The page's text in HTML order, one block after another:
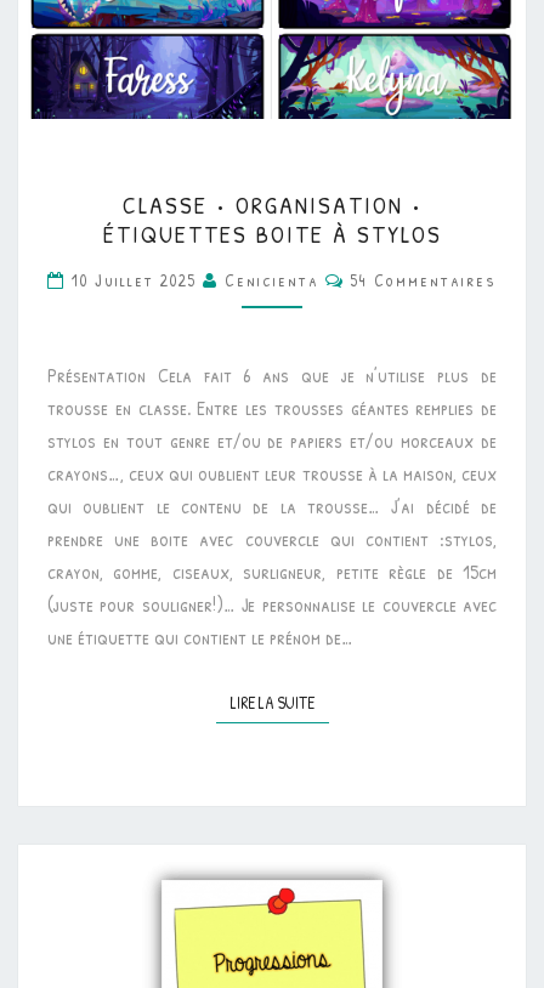
•
ORGANISATION
•
ÉTIQUETTES
À
STYLOS
CLASSE • ORGANISATION •
ÉTIQUETTES BOITE À STYLOS
10 Juillet 2025 Cenicienta Commentaires
54 Commentaires
Présentation Cela fait 6 ans que je n’utilise plus de
trousse en classe. Entre les trousses géantes remplies de
stylos en tout genre et/ou de papiers et/ou morceaux de
crayons…, ceux qui oublient leur trousse à la maison, ceux
qui oublient le contenu de la trousse… J’ai décidé de
prendre une boite avec couvercle qui contient :stylos,
crayon, gomme, ciseaux, surligneur, petite règle de 15cm
(juste pour souligner!)… Je personnalise le couvercle avec
une étiquette qui contient le prénom de…
LIRE LA SUITELIRE LA SUITE